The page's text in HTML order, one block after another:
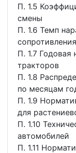
П. 1.5
смены
П. 1.6 Темп
сопротивления
П. 1.7 Годовая
тракторов
П. 1.8
по месяцам
П. 1.9
для
П. 1.10
автомобилей
П. 1.11